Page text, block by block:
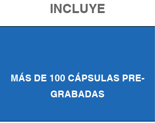
INCLUYE
MÁS DE 100 CÁPSULAS PRE-
GRABADAS